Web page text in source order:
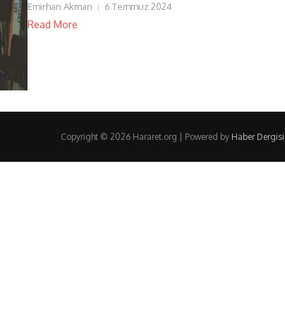
Emirhan Akman 6 Temmuz 2024
Read More
Copyright © 2026 Hararet.org | Powered by Haber Dergisi